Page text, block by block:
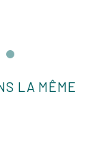
LA MÊME